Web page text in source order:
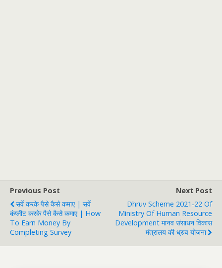
Previous Post
सर्वे करके पैसे कैसे कमाए | सर्वे
कंप्लीट करके पैसे कैसे कमाए | How
To Earn Money By
Completing Survey
Next Post
Dhruv Scheme 2021-22 Of
Ministry Of Human Resource
Development मानव संसाधन विकास
मंत्रालय की ध्रुव योजना